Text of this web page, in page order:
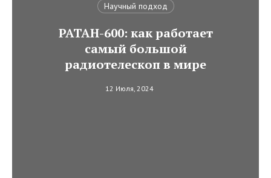
Научный подход
РАТАН-600: как работает
самый большой
радиотелескоп в мире
12 Июля, 2024